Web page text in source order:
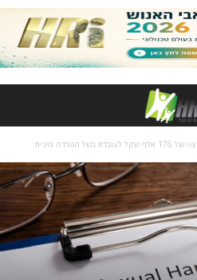
אלף שקל לעובדת בשל הטרדה מינית